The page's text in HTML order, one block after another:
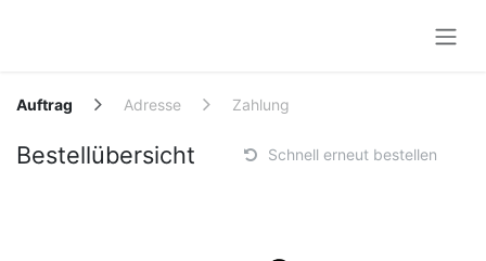
Auftrag Adresse Zahlung
Bestellübersicht Schnell erneut bestellen